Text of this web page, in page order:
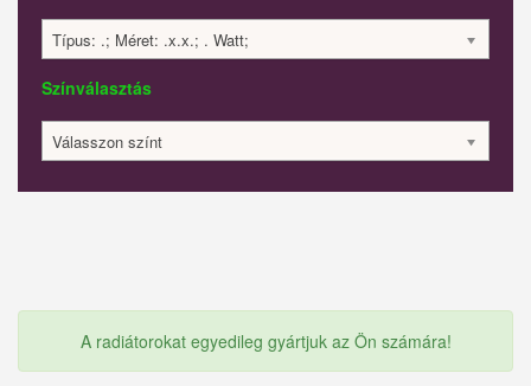
Típus: .; Méret: .x.x.; . Watt;
Színválasztás
Válasszon színt
A radiátorokat egyedileg gyártjuk az Ön számára!